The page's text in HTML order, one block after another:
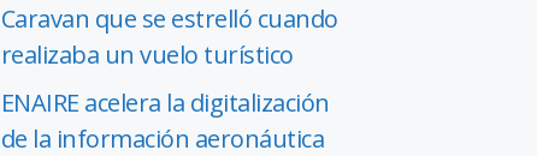
Caravan que se estrelló cuando
realizaba un vuelo turístico
ENAIRE acelera la digitalización
de la información aeronáutica